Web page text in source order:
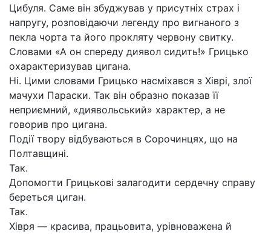
Цибуля. Саме він збуджував у присутніх страх і
напругу, розповідаючи легенду про вигнаного з
пекла чорта та його прокляту червону свитку.
Словами «А он спереду диявол сидить!» Грицько
охарактеризував цигана.
Ні. Цими словами Грицько насміхався з Хіврі, злої
мачухи Параски. Так він образно показав її
неприємний, «диявольський» характер, а не
говорив про цигана.
Події твору відбуваються в Сорочинцях, що на
Полтавщині.
Так.
Допомогти Грицькові залагодити сердечну справу
береться циган.
Так.
Хівря — красива, працьовита, урівноважена й